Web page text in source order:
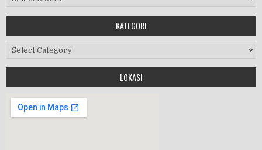
Workshop Perangkat 2019
HALAL BIHALAL
KATEGORI
Kategori
LOKASI